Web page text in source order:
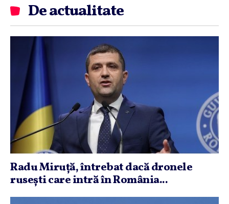
De actualitate
Radu Miruţă, întrebat dacă dronele
ruseşti care intră în România...